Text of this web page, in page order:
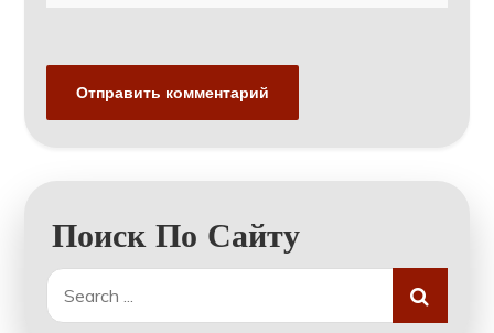
Поиск По Сайту
Search
for: